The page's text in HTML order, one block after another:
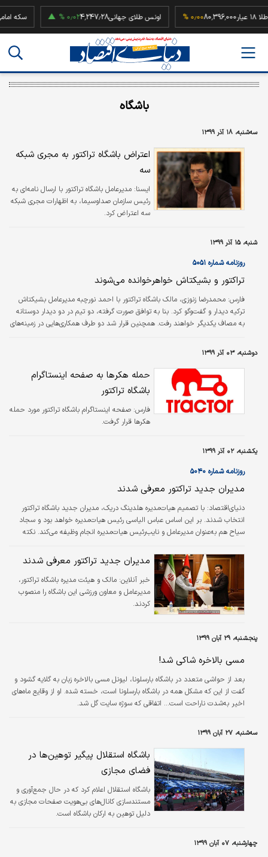
مثقال طلا ۱۸ عیار 80,396,000۰٫۰۰ % اونس طلای جهانی4,247.28۰٫۰۲ %
باشگاه
سه‌شنبه، ۱۸ آذر ۱۳۹۹
اعتراض باشگاه تراکتور به مجری شبکه
سه
ايسنا: مدیرعامل باشگاه تراکتور با ارسال نامه‌ای به
رئیس سازمان صداوسیما، به اظهارات مجری شبکه
سه اعتراض کرد.
شنبه، ۱۵ آذر ۱۳۹۹
روزنامه شماره ۵۰۵۱
تراکتور و بشیکتاش خواهرخوانده می‌شوند
فارس: محمدرضا زنوزی، مالک باشگاه تراکتور با احمد نورچبه مدیرعامل بشیکتاش
ترکیه دیدار و گفت‌وگو کرد. بنا به توافق صورت گرفته، دو تیم در دو دیدار دوستانه
به مصاف یکدیگر خواهند رفت. همچنین قرار شد دو طرف همکاری‌هایی در زمینه‌های
این دو باشگاه نیز در ماه‌های آینده امضا خواهد شد.
دوشنبه، ۰۳ آذر ۱۳۹۹
حمله هکرها به صفحه اینستاگرام
باشگاه تراکتور
فارس: صفحه اینستاگرام باشگاه تراکتور مورد حمله
هکرها قرار گرفت.
یکشنبه، ۰۲ آذر ۱۳۹۹
روزنامه شماره ۵۰۴۰
مدیران جدید تراکتور معرفی شدند
دنیای‌اقتصاد: با تصمیم هیات‌مدیره هلدینگ دریک، مدیران جدید باشگاه تراکتور
انتخاب شدند. بر این اساس عباس الیاسی رئیس هیات‌مدیره خواهد بود و سجاد
سیاح هم به‌عنوان مدیرعامل و نایب‌رئیس هیات‌مدیره انجام وظیفه می‌کند. نکته
بود؛ کسی که دوره قبلی حضورش در تبریز به شدت با محمدرضا زنوزی مالک باشگاه
تراکتور به مشکل خورد.
مدیران جدید تراکتور معرفی شدند
خبر آنلاین: مالک و هیئت مدیره باشگاه تراکتور،
مدیرعامل و معاون ورزشی این باشگاه را منصوب
کردند.
پنجشنبه، ۲۹ آبان ۱۳۹۹
مسی بالاخره شاکی شد!
بعد از حواشی متعدد در باشگاه بارسلونا، لیونل مسی بالاخره زبان به گلایه گشود و
گفت از این که مشکل همه در باشگاه بارسلونا است، خسته شده. او از وقایع ماه‌های
اخیر به‌شدت ناراحت است... اتفاقی که سوژه سایت گل شد.
سه‌شنبه، ۲۷ آبان ۱۳۹۹
باشگاه استقلال پیگیر توهین‌ها در
فضای مجازی
باشگاه استقلال اعلام کرد که در حال جمع‌آوری و
مستندسازی کانال‌های بی‌هویت صفحات مجازی به
دلیل توهین به ارکان باشگاه است.
چهارشنبه، ۰۷ آبان ۱۳۹۹